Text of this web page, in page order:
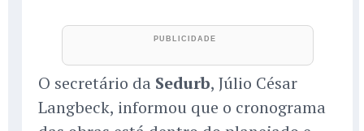
O secretário da Sedurb, Júlio César
Langbeck, informou que o cronograma